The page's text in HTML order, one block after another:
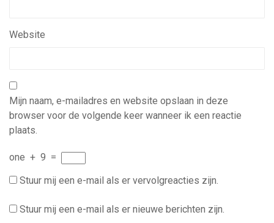
Website
Mijn naam, e-mailadres en website opslaan in deze
browser voor de volgende keer wanneer ik een reactie
plaats.
one + 9 =
Stuur mij een e-mail als er vervolgreacties zijn.
Stuur mij een e-mail als er nieuwe berichten zijn.